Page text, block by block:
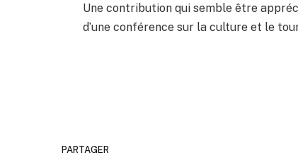
Une contribution qui semble être
d’une conférence sur la culture et le
PARTAGER